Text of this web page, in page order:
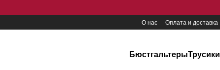
О нас Оплата и доставка
БюстгальтерыТрусики